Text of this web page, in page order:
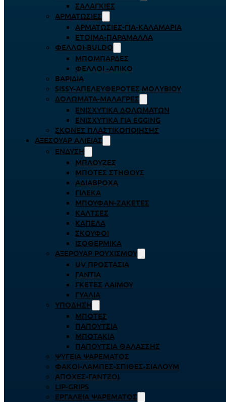
ΣΑΛΑΓΚΙΈΣ
ΑΡΜΑΤΩΣΙΈΣ
ΑΡΜΑΤΩΣΙΈΣ-ΓΙΑ-ΚΑΛΑΜΆΡΙΑ
ΈΤΟΙΜΑ-ΠΑΡΆΜΑΛΛΑ
ΦΕΛΛΟΊ-BULDO
ΜΠΟΜΠΆΡΔΕΣ
ΦΕΛΛΟΊ -ΑΠΊΚΟ
ΒΑΡΊΔΙΑ
SISSY-ΑΠΕΛΕΥΘΕΡΟΤΈΣ ΜΟΛΥΒΙΟΎ
ΔΟΛΏΜΑΤΑ-ΜΑΛΆΓΡΕΣ
ΕΝΙΣΧΥΤΙΚΆ ΔΟΛΩΜΆΤΩΝ
ΕΝΙΣΧΥΤΙΚΆ ΓΙΑ EGGING
ΣΚΌΝΕΣ ΠΛΑΣΤΙΚΟΠΟΊΗΣΗΣ
ΑΞΕΣΟΥΆΡ ΑΛΙΕΊΑΣ
ΈΝΔΥΣΗ
ΜΠΛΟΎΖΕΣ
ΜΠΌΤΕΣ ΣΤΉΘΟΥΣ
ΑΔΙΆΒΡΟΧΑ
ΓΙΛΈΚΑ
ΜΠΟΥΦΆΝ-ΖΑΚΈΤΕΣ
ΚΆΛΤΣΕΣ
ΚΑΠΈΛΑ
ΣΚΟΎΦΟΙ
ΙΣΟΘΕΡΜΙΚΆ
ΑΞΕΡΟΥΆΡ ΡΟΥΧΙΣΜΟΎ
UV ΠΡΟΣΤΑΣΊΑ
ΓΆΝΤΙΑ
ΓΚΈΤΕΣ ΛΑΊΜΟΥ
ΓΥΑΛΙΆ
ΥΠΌΔΗΣΗ
ΜΠΌΤΕΣ
ΠΑΠΟΎΤΣΙΑ
ΜΠΟΤΆΚΙΑ
ΠΑΠΟΎΤΣΙΑ ΘΑΛΆΣΣΗΣ
ΨΥΓΕΊΑ ΨΑΡΈΜΑΤΟΣ
ΦΑΚΟΊ-ΛΆΜΠΕΣ-ΣΠΊΘΕΣ-ΣΊΑΛΟΥΜ
ΑΠΌΧΕΣ-ΓΆΝΤΖΟΙ
LIP-GRIPS
EΡΓΑΛΕΊΑ ΨΑΡΈΜΑΤΟΣ